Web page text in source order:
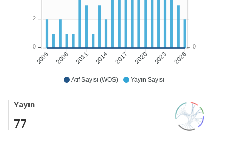
Atıf Sayısı (WOS) Yayın Sayısı
2005 2008 2011 2014 2017 2020 2023 2026
0
2
0
Yayın
77